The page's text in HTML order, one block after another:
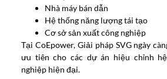
Nhà máy bán dẫn
Hệ thống năng lượng tái tạo
Cơ sở sản xuất công nghiệp
Tại CoEpower, Giải pháp SVG ngày
ưu tiên cho các dự án hiệu chỉnh
nghiệp hiện đại.